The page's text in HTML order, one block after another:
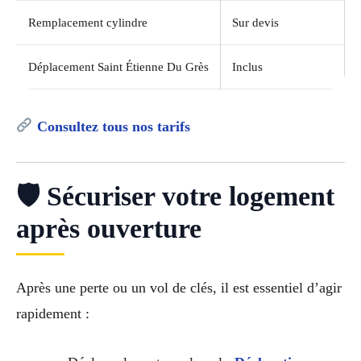
Remplacement cylindre Sur devis
Déplacement Saint Étienne Du Grès Inclus
Consultez tous nos tarifs
🛡 Sécuriser votre logement
après ouverture
Après une perte ou un vol de clés, il est essentiel d’agir
rapidement :